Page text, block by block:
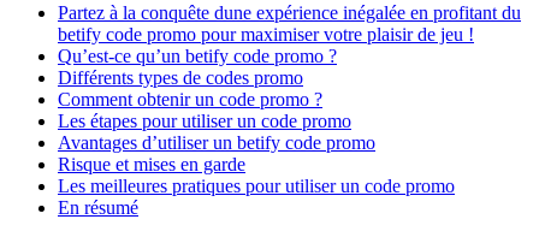
Partez à la conquête dune expérience inégalée en profitant du
betify code promo pour maximiser votre plaisir de jeu !
Qu’est-ce qu’un betify code promo ?
Différents types de codes promo
Comment obtenir un code promo ?
Les étapes pour utiliser un code promo
Avantages d’utiliser un betify code promo
Risque et mises en garde
Les meilleures pratiques pour utiliser un code promo
En résumé